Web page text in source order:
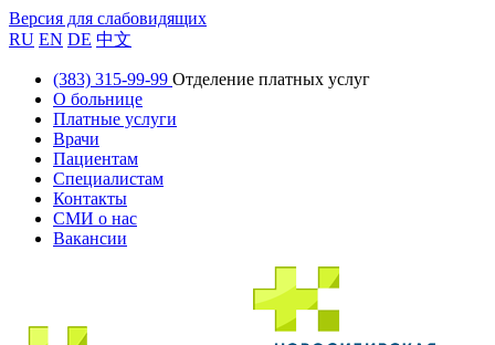
Версия для слабовидящих
RU EN DE 中文
(383) 315-99-99 Отделение платных услуг
О больнице
Платные услуги
Врачи
Пациентам
Специалистам
Контакты
СМИ о нас
Вакансии